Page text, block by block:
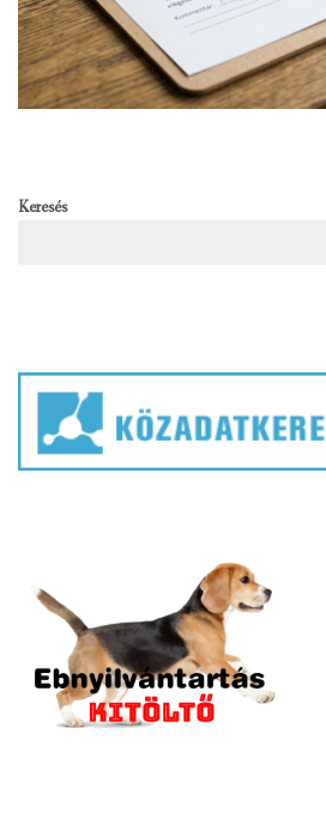
Keresés